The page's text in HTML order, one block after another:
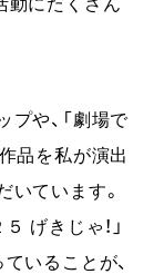
や、「劇場で
品を私が演出
ています。
げきじゃ！」
いることが、